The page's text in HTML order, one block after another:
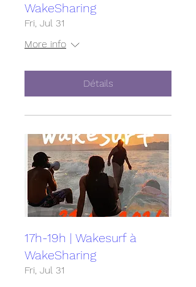
WakeSharing
Fri, Jul 31
More info
Détails
17h-19h | Wakesurf à
WakeSharing
Fri, Jul 31